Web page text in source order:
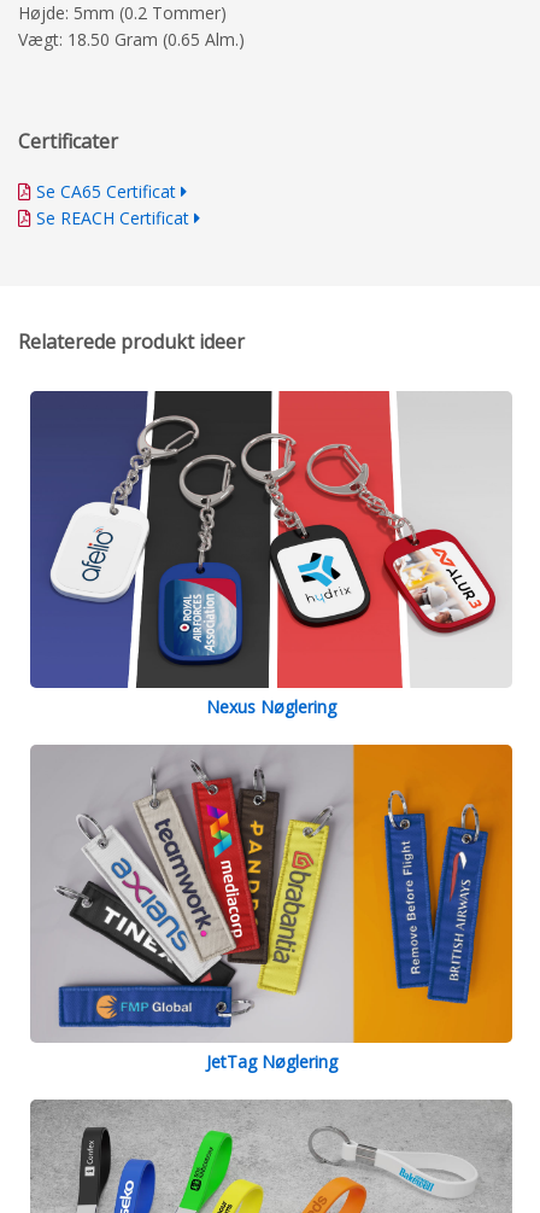
Højde: 5mm (0.2 Tommer)
Vægt: 18.50 Gram (0.65 Alm.)
Certificater
Se CA65 Certificat
Se REACH Certificat
Relaterede produkt ideer
Nexus Nøglering
JetTag Nøglering